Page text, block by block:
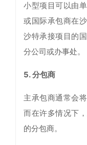
小型项目可以由
或国际承包商在
沙特承接项目的
分公司或办事处。
5. 分包商
主承包商通常会
而在许多情况下
的分包商。